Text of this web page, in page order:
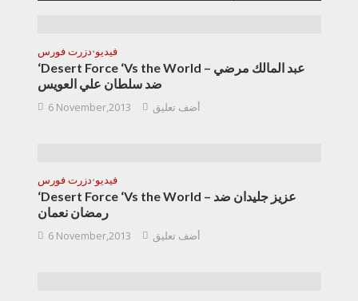
دزرت فورس•فيديو
‘Desert Force ‘Vs the World – عبد المالك مرضي
ضد سلطان علي العويس
6 November,2013 أضف تعليق
دزرت فورس•فيديو
‘Desert Force ‘Vs the World – عزيز جليدان ضد
رمضان نعمان
6 November,2013 أضف تعليق